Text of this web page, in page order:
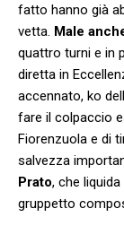
fatto hanno già
vetta. Male
quattro turni e in
diretta in
accennato, ko
fare il colpaccio
Fiorenzuola e di
salvezza
Prato, che
gruppetto